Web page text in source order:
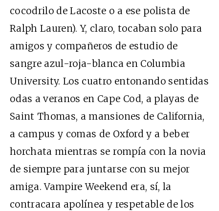
cocodrilo de Lacoste o a ese polista de
Ralph Lauren). Y, claro, tocaban solo para
amigos y compañeros de estudio de
sangre azul-roja-blanca en Columbia
University. Los cuatro entonando sentidas
odas a veranos en Cape Cod, a playas de
Saint Thomas, a mansiones de California,
a campus y comas de Oxford y a beber
horchata mientras se rompía con la novia
de siempre para juntarse con su mejor
amiga. Vampire Weekend era, sí, la
contracara apolínea y respetable de los